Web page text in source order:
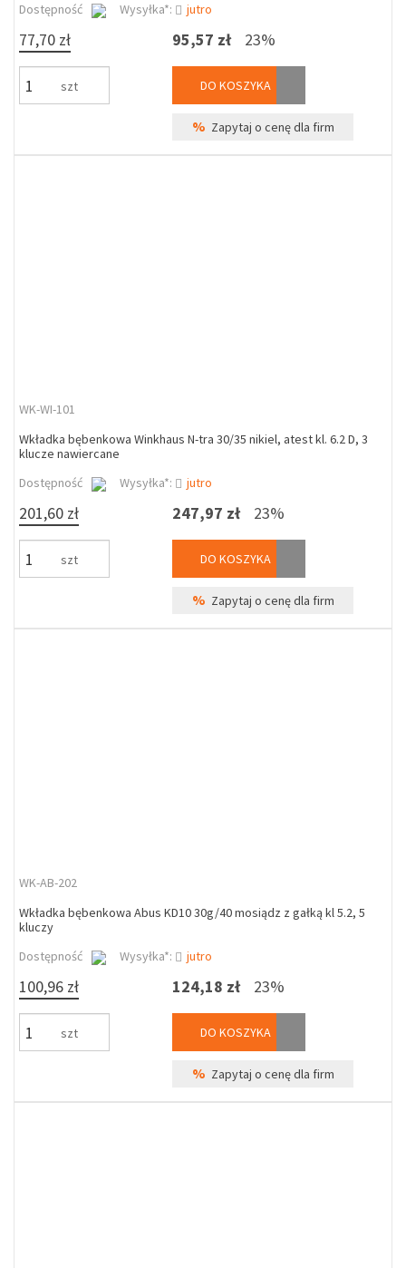
Dostępność
Wysyłka*: jutro
77,70 zł
szt
95,57 zł 23%
DO KOSZYKA
% Zapytaj o cenę dla firm
WK-WI-101
Wkładka bębenkowa Winkhaus N-tra 30/35 nikiel, atest kl. 6.2 D, 3
klucze nawiercane
Dostępność
Wysyłka*: jutro
201,60 zł
szt
247,97 zł 23%
DO KOSZYKA
% Zapytaj o cenę dla firm
WK-AB-202
Wkładka bębenkowa Abus KD10 30g/40 mosiądz z gałką kl 5.2, 5
kluczy
Dostępność
Wysyłka*: jutro
100,96 zł
szt
124,18 zł 23%
DO KOSZYKA
% Zapytaj o cenę dla firm